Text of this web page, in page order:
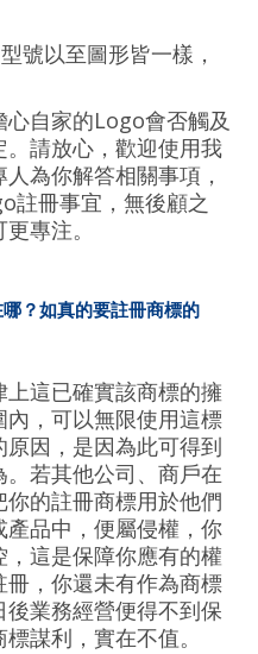
號以至圖形皆一樣，
自家的Logo會否觸及
請放心，歡迎使用我
為你解答相關事項，
註冊事宜，無後顧之
專注。
？如真的要註冊商標的
這已確實該商標的擁
，可以無限使用這標
因，是因為此可得到
若其他公司、商戶在
的註冊商標用於他們
品中，便屬侵權，你
這是保障你應有的權
，你還未有作為商標
業務經營便得不到保
謀利，實在不值。